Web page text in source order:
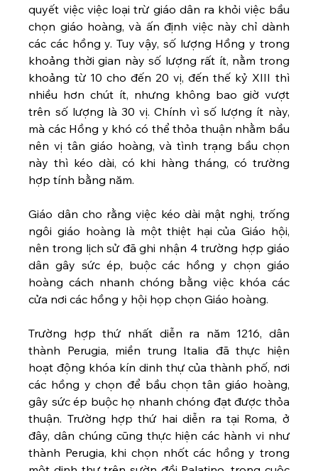
quyết việc việc loại trừ giáo dân ra khỏi việc bầu
chọn giáo hoàng, và ấn định việc này chỉ dành
các các hồng y. Tuy vậy, số lượng Hồng y trong
khoảng thời gian này số lượng rất ít, nằm trong
khoảng từ 10 cho đến 20 vị, đến thế kỷ XIII thì
nhiều hơn chút ít, nhưng không bao giờ vượt
trên số lượng là 30 vị. Chính vì số lượng ít này,
mà các Hồng y khó có thể thỏa thuận nhằm bầu
nên vị tân giáo hoàng, và tình trạng bầu chọn
này thì kéo dài, có khi hàng tháng, có trường
hợp tính bằng năm.
Giáo dân cho rằng việc kéo dài mật nghị, trống
ngôi giáo hoàng là một thiệt hại của Giáo hội,
nên trong lịch sử đã ghi nhận 4 trường hợp giáo
dân gây sức ép, buộc các hồng y chọn giáo
hoàng cách nhanh chóng bằng việc khóa các
cửa nơi các hồng y hội họp chọn Giáo hoàng.
Trường hợp thứ nhất diễn ra năm 1216, dân
thành Perugia, miền trung Italia đã thực hiện
hoạt động khóa kín dinh thự của thành phố, nơi
các hồng y chọn để bầu chọn tân giáo hoàng,
gây sức ép buộc họ nhanh chóng đạt được thỏa
thuận. Trường hợp thứ hai diễn ra tại Roma, ở
đây, dân chúng cũng thực hiện các hành vi như
thành Perugia, khi chọn nhốt các hồng y trong